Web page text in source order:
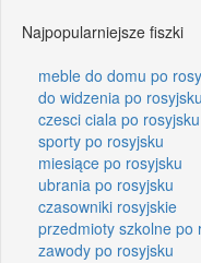
Najpopularniejsze fiszki
meble do domu po
do widzenia po rosyjsku
czesci ciala po rosyjsku
sporty po rosyjsku
miesiące po rosyjsku
ubrania po rosyjsku
czasowniki rosyjskie
przedmioty szkolne po
zawody po rosyjsku